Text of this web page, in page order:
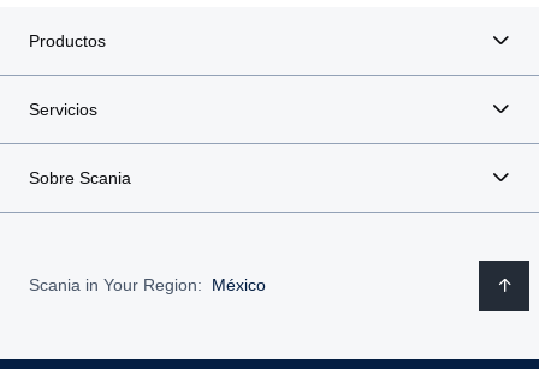
Productos
Servicios
Sobre Scania
Scania in Your Region: México